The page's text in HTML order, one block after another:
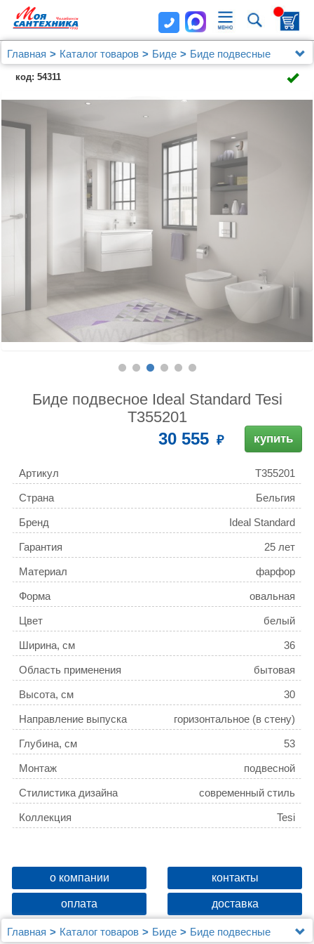
Главная Каталог товаров Биде
Биде подвесные
Биде подвесное Ideal Standard Tesi T355201
код: 54311
Биде подвесное Ideal Standard Tesi
T355201
30 555 купить
Артикул T355201
Страна Бельгия
Бренд Ideal Standard
Гарантия 25 лет
Материал фарфор
Форма овальная
Цвет белый
Ширина, см 36
Область применения бытовая
Высота, см 30
Направление выпуска горизонтальное (в стену)
Глубина, см 53
Монтаж подвесной
Стилистика дизайна современный стиль
Коллекция Tesi
о компании контакты
оплата доставка
Главная Каталог товаров Биде
Биде подвесные